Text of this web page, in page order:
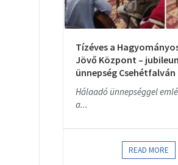
Tízéves a
Jövő Központ –
ünnepség Csehétfalván
Hálaadó ünnepséggel
a...
READ MORE